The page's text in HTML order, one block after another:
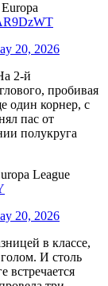
20, 2026
2-й
пробивая
один корнер, с
пас от
полукруга
League
20, 2026
в классе,
И столь
встречается